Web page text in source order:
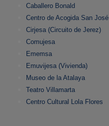
Caballero Bonald
Centro de Acogida San José
Cirjesa (Circuito de Jerez)
Comujesa
Ememsa
Emuvijesa (Vivienda)
Museo de la Atalaya
Teatro Villamarta
Centro Cultural Lola Flores